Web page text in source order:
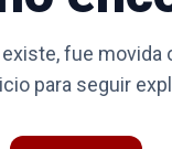
fue movida
para seguir